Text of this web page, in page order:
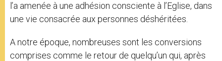
l’a amenée à une adhésion consciente à l’Eglise, dans
une vie consacrée aux personnes déshéritées.
A notre époque, nombreuses sont les conversions
comprises comme le retour de quelqu’un qui, après